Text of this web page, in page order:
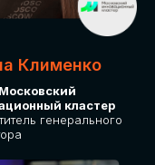
Клименко
кластер
генерального